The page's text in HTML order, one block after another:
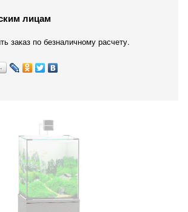
лицам
заказ по безналичному расчету.